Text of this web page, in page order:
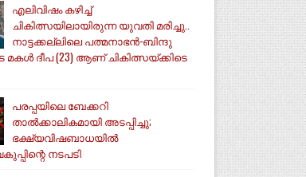
എലിവിഷം കഴിച്ച്
ചികിത്സയിലായിരുന്ന യുവതി മരിച്ചു..
നാട്ടക്കല്ലിലെ പത്മനാഭൻ-ബിന്ദു
മകൾ ദീപ (23) ആണ് ചികിത്സയ്ക്കിടെ
പരപ്പയിലെ ബേക്കറി
താൽക്കാലികമായി അടപ്പിച്ചു;
ഭക്ഷ്യവിഷബാധയിൽ
നടപടി